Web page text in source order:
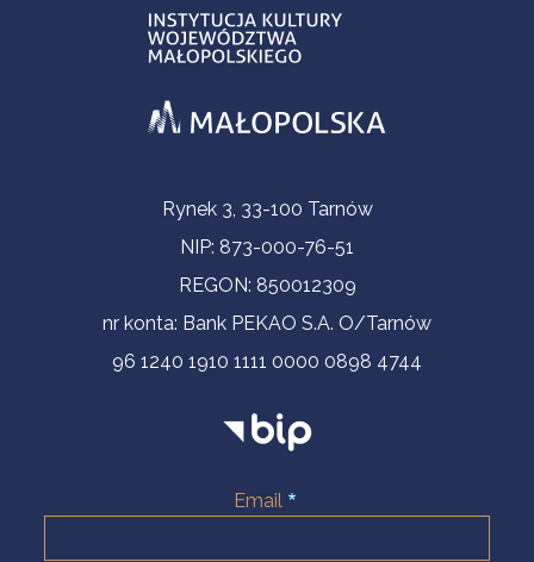
Informacje kontaktoweRynek 3, 33-100 Tarnów
NIP: 873-000-76-51
REGON: 850012309
nr konta: Bank PEKAO S.A. O/Tarnów
96 1240 1910 1111 0000 0898 4744
Email